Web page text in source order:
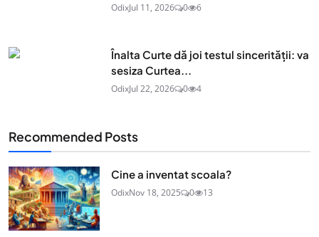
OdixJul 11, 2026 0 6
Înalta Curte dă joi testul sincerității: va
sesiza Curtea...
OdixJul 22, 2026 0 4
Recommended Posts
Cine a inventat scoala?
OdixNov 18, 2025 0 13